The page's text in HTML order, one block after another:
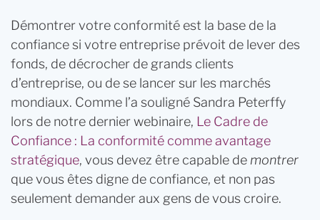
Démontrer votre conformité est la base de la
confiance si votre entreprise prévoit de lever des
fonds, de décrocher de grands clients
d’entreprise, ou de se lancer sur les marchés
mondiaux. Comme l’a souligné Sandra Peterffy
lors de notre dernier webinaire, Le Cadre de
Confiance : La conformité comme avantage
stratégique, vous devez être capable de montrer
que vous êtes digne de confiance, et non pas
seulement demander aux gens de vous croire.